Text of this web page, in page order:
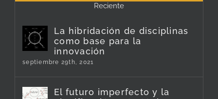
Reciente
La hibridación de disciplinas
como base para la
innovación
septiembre 29th, 2021
El futuro imperfecto y la